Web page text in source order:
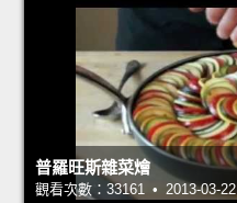
普羅旺斯雜菜燴
觀看次數：33161 • 2013-03-22